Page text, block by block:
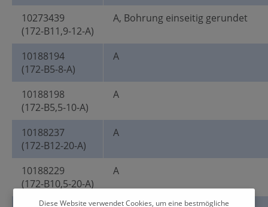
10273439
(172-B11,9-12-A)
A, Bohrung einseitig gerundet
10188194
(172-B5-8-A)
A
10188198
(172-B5,5-10-A)
A
10188237
(172-B12-20-A)
A
10188229
(172-B10,5-20-A)
A
Diese Website verwendet Cookies, um eine bestmögliche